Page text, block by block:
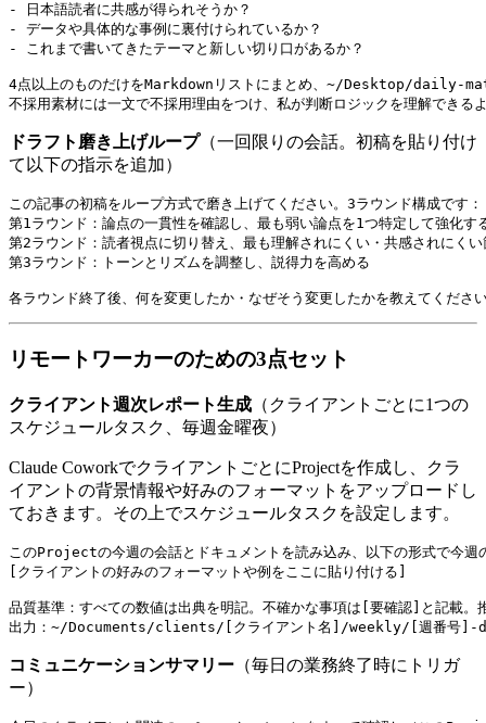
- 日本語読者に共感が得られそうか？
- データや具体的な事例に裏付けられているか？
- これまで書いてきたテーマと新しい切り口があるか？
4点以上のものだけをMarkdownリストにまとめ、~/Desktop/daily-
ドラフト磨き上げループ（一回限りの会話。初稿を貼り付け
て以下の指示を追加）
この記事の初稿をループ方式で磨き上げてください。3ラウンド構成です：
第1ラウンド：論点の一貫性を確認し、最も弱い論点を1つ特定して強化す
第2ラウンド：読者視点に切り替え、最も理解されにくい・共感されにく
第3ラウンド：トーンとリズムを調整し、説得力を高める
リモートワーカーのための3点セット
クライアント週次レポート生成 （クライアントごとに1つの
スケジュールタスク、毎週金曜夜）
Claude CoworkでクライアントごとにProjectを作成し、クラ
イアントの背景情報や好みのフォーマットをアップロードし
ておきます。その上でスケジュールタスクを設定します。
このProjectの今週の会話とドキュメントを読み込み、以下の形式で今週
[クライアントの好みのフォーマットや例をここに貼り付ける]
品質基準：すべての数値は出典を明記。不確かな事項は[要確認]と記載。
コミュニケーションサマリー （毎日の業務終了時にトリガ
ー）